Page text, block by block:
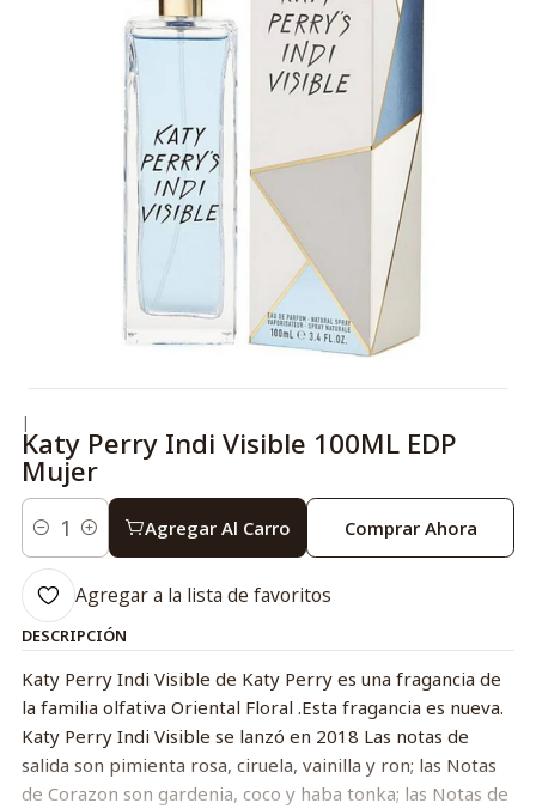
|
Katy Perry Indi Visible 100ML EDP
Mujer
Cantidad
Agregar Al Carro Comprar Ahora
Agregar a la lista de favoritos
DESCRIPCIÓN
Katy Perry Indi Visible de Katy Perry es una fragancia de
la familia olfativa Oriental Floral .Esta fragancia es nueva.
Katy Perry Indi Visible se lanzó en 2018 Las notas de
salida son pimienta rosa, ciruela, vainilla y ron; las Notas
de Corazon son gardenia, coco y haba tonka; las Notas de